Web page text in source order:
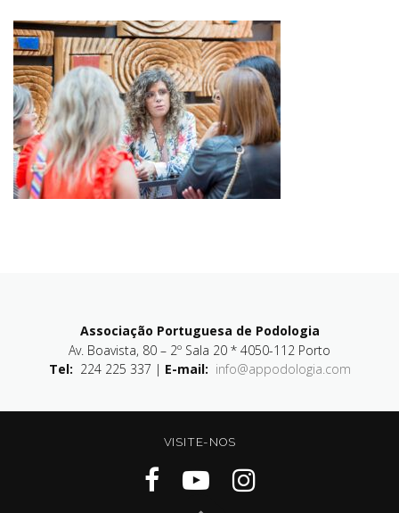
Associação Portuguesa de Podologia
Av. Boavista, 80 – 2º Sala 20 * 4050-112 Porto
Tel: 224 225 337 | E-mail: info@appodologia.com
VISITE-NOS